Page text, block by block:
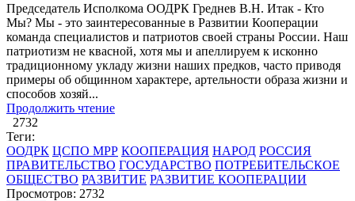
Председатель Исполкома ООДРК Греднев В.Н. Итак - Кто
Мы? Мы - это заинтересованные в Развитии Кооперации
команда специалистов и патриотов своей страны России. Наш
патриотизм не квасной, хотя мы и апеллируем к исконно
традиционному укладу жизни наших предков, часто приводя
примеры об общинном характере, артельности образа жизни и
способов хозяй...
Продолжить чтение
2732
Теги:
ООДРК ЦСПО МРР КООПЕРАЦИЯ НАРОД РОССИЯ
ПРАВИТЕЛЬСТВО ГОСУДАРСТВО ПОТРЕБИТЕЛЬСКОЕ
ОБЩЕСТВО РАЗВИТИЕ РАЗВИТИЕ КООПЕРАЦИИ
Просмотров: 2732